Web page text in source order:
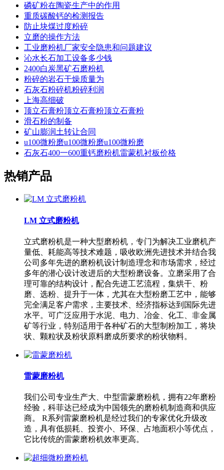
磷矿粉在陶瓷生产中的作用
重质碳酸钙的检测报告
防止块煤过度粉碎
立磨的操作方法
工业磨粉机厂家安全隐患和问题建议
沁水长石加工设备多少钱
2400白炭黑矿石磨粉机
粉碎的岩石干燥质量为
石灰石粉碎机粉碎利润
上海高细破
顶立石膏粉顶立石膏粉顶立石膏粉
滑石粉的制备
矿山膨润土转让合同
u100微粉磨u100微粉磨u100微粉磨
石灰石400一600重钙磨粉机雷蒙机衬板价格
热销产品
LM 立式磨粉机
立式磨粉机是一种大型磨粉机，专门为解决工业磨机产
量低、耗能高等技术难题，吸收欧洲先进技术并结合我
公司多年先进的磨粉机设计制造理念和市场需求，经过
多年的潜心设计改进后的大型粉磨设备。立磨采用了合
理可靠的结构设计，配合先进工艺流程，集烘干、粉
磨、选粉、提升于一体，尤其在大型粉磨工艺中，能够
完全满足客户需求，主要技术、经济指标达到国际先进
水平。可广泛应用于水泥、电力、冶金、化工、非金属
矿等行业，特别适用于各种矿石的大型制粉加工，将块
状、颗粒状及粉状原料磨成所要求的粉状物料。
雷蒙磨粉机
我们公司专业生产大、中型雷蒙磨粉机，拥有22年磨粉
经验，科菲达已经成为中国领先的磨粉机制造商和供应
商。 R系列雷蒙磨粉机是经过我们的专家优化升级改
造，具有低损耗、投资小、环保、占地面积小等优点，
它比传统的雷蒙磨粉机效率更高。